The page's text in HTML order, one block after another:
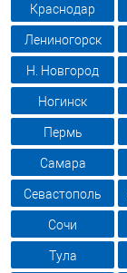
Краснодар
Лениногорск
Н. Новгород
Ногинск
Пермь
Самара
Севастополь
Сочи
Тула